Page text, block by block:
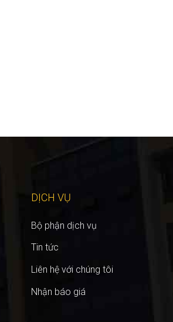
DỊCH VỤ
Bộ phận dịch vụ
Tin tức
Liên hệ với chúng tôi
Nhận báo giá